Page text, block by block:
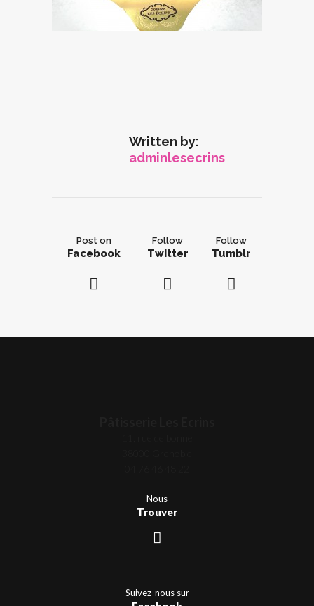
Written by:
adminlesecrins
Post on
Facebook
Follow
Twitter
Follow
Tumblr
Nous
Trouver
Suivez-nous sur